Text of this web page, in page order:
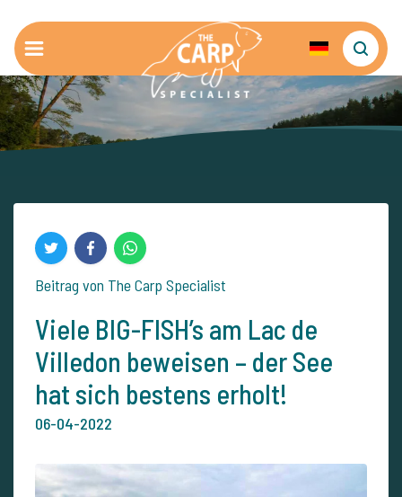
Beitrag von The Carp Specialist
Viele BIG-FISH’s am Lac de
Villedon beweisen – der See
hat sich bestens erholt!
06-04-2022